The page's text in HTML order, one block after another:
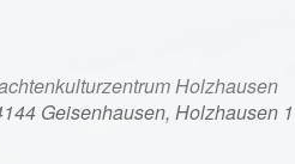
Holzhausen
Geisenhausen, Holzhausen 1